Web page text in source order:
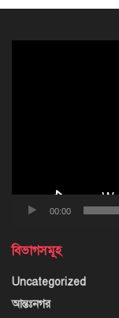
00:00
বিভাগসমূহ
Uncategorized
আন্তঃনগর